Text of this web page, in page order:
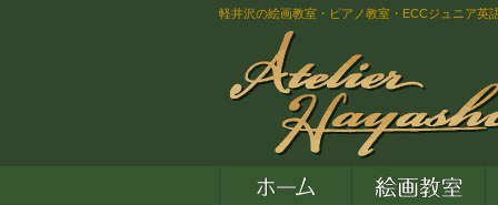
軽井沢の絵画教室・ピアノ教室・ECCジュニア英